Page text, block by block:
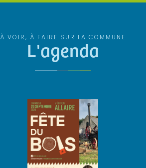
À VOIR, À FAIRE SUR LA COMMUNE
L'agenda